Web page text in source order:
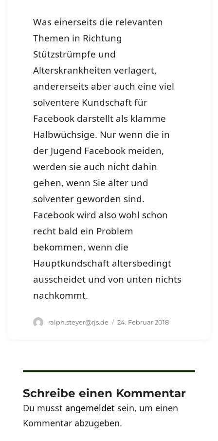
Was einerseits die relevanten
Themen in Richtung
Stützstrümpfe und
Alterskrankheiten verlagert,
andererseits aber auch eine viel
solventere Kundschaft für
Facebook darstellt als klamme
Halbwüchsige. Nur wenn die in
der Jugend Facebook meiden,
werden sie auch nicht dahin
gehen, wenn Sie älter und
solventer geworden sind.
Facebook wird also wohl schon
recht bald ein Problem
bekommen, wenn die
Hauptkundschaft altersbedingt
ausscheidet und von unten nichts
nachkommt.
Autor
ralph.steyer@rjs.de
Veröffentlicht
24. Februar 2018
Schreibe einen Kommentar
Du musstangemeldet sein, um einen
Kommentar abzugeben.